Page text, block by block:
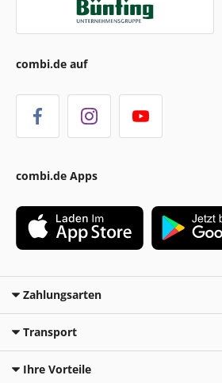
combi.de auf
combi.de Apps
Zahlungsarten
Transport
Ihre Vorteile